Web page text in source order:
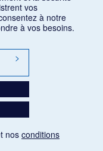
vos
à notre
à vos besoins.
>
nos conditions